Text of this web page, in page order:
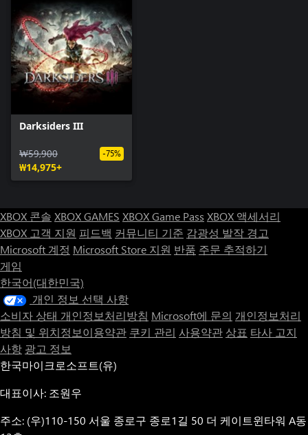
Darksiders III
₩59,900
₩14,975+
-75%
XBOX 콘솔 XBOX GAMES XBOX Game Pass XBOX 액세서리
XBOX 고객 지원 피드백 커뮤니티 기준 감광성 발작 경고
Microsoft 계정 Microsoft Store 지원 반품 주문 추적하기
게임
한국어(대한민국)
개인 정보 선택 사항
소비자 상태 개인정보처리방침 Microsoft에 문의 개인정보처리
방침 및 위치정보이용약관 쿠키 관리 사용약관 상표 타사 고지
사항 광고 정보
한국마이크로소프트(유)
대표이사: 조원우
주소: (우)110-150 서울 종로구 종로1길 50 더 케이트윈타워 A동